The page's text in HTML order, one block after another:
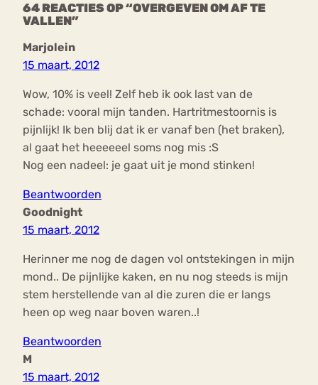
64 REACTIES OP “OVERGEVEN OM AF TE
VALLEN”
Marjolein
15 maart, 2012
Wow, 10% is veel! Zelf heb ik ook last van de
schade: vooral mijn tanden. Hartritmestoornis is
pijnlijk! Ik ben blij dat ik er vanaf ben (het braken),
al gaat het heeeeeel soms nog mis :S
Nog een nadeel: je gaat uit je mond stinken!
Beantwoorden
Goodnight
15 maart, 2012
Herinner me nog de dagen vol ontstekingen in mijn
mond.. De pijnlijke kaken, en nu nog steeds is mijn
stem herstellende van al die zuren die er langs
heen op weg naar boven waren..!
Beantwoorden
M
15 maart, 2012